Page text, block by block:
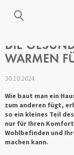
Inhalt
springen
DIE
WARMEN
30.10.2024
Wie baut man ein
zum anderen fügt,
so ein kleines Teil
nur für Ihren
Wohlbefinden und
machen kann.